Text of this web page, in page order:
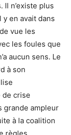
n’existe plus
y en avait dans
vue les
les foules que
aucun sens. Le
à son
de crise
grande ampleur
à la coalition
règles